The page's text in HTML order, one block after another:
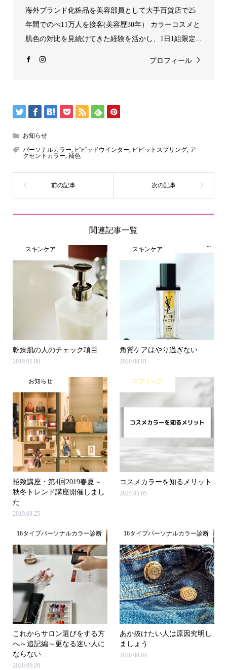
海外ブランド化粧品を美容部員として大手百貨店で25
年間でのべ11万人を接客(美容歴30年） カラーコスメと
肌色の対比を見続けてきた経験を活かし、1日1組限定...
プロフィール
お知らせ
パーソナルカラー, ビビッドウインター, ビビットスプリング, ア
クセントカラー, 補色
関連記事一覧
スキンケア
乾燥肌の人のチェック項目
2019.01.08
スキンケア
角質ケアはやり過ぎない
2020.08.01
お知らせ
招致講座・第4回2019春夏～
秋冬トレンド講座開催しまし
た
2019.03.25
スプリング
コスメカラーを知るメリット
2025.05.05
16タイプパーソナルカラー診断
これからサロン選びをする方
へ～追記編～更なる迷い人に
ならない...
2020.05.20
16タイプパーソナルカラー診断
あか抜けたい人は原因究明し
ましょう
2020.08.04